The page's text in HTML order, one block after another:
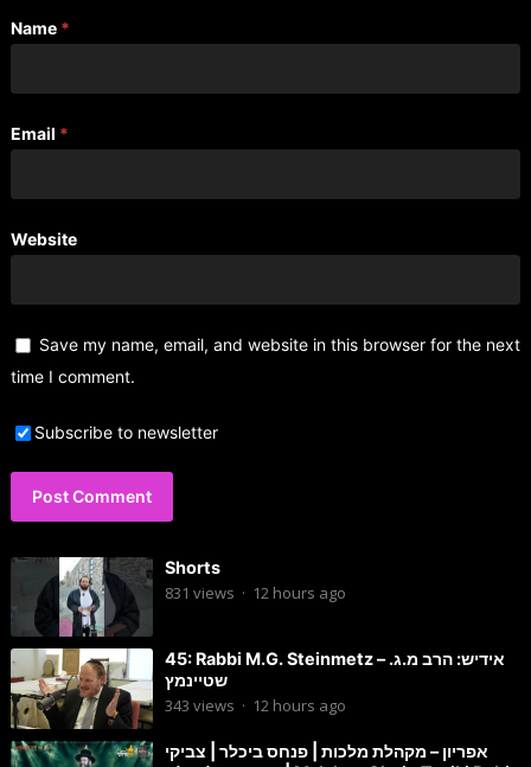
Name *
Email *
Website
Save my name, email, and website in this browser for the next
time I comment.
Subscribe to newsletter
Shorts
831 views · 12 hours ago
45: Rabbi M.G. Steinmetz – אידיש: הרב מ.ג.
שטיינמץ
343 views · 12 hours ago
אפריון – מקהלת מלכות | פנחס ביכלר | צביקי